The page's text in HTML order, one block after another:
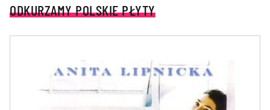
ODKURZAMY POLSKIE PŁYTY